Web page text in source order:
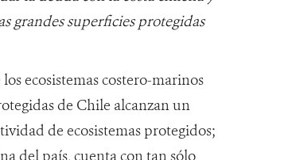
grandes superficies protegidas
ecosistemas costero-marinos
de Chile alcanzan un
de ecosistemas protegidos;
del país, cuenta con tan sólo